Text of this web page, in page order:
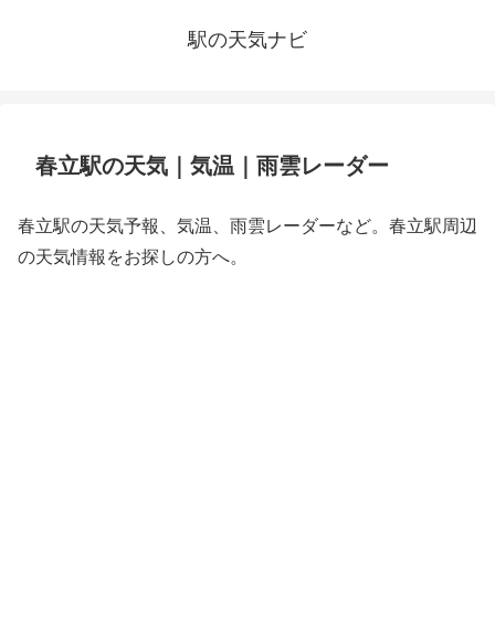
駅の天気ナビ
春立駅の天気｜気温｜雨雲レーダー
春立駅の天気予報、気温、雨雲レーダーなど。春立駅周辺
の天気情報をお探しの方へ。